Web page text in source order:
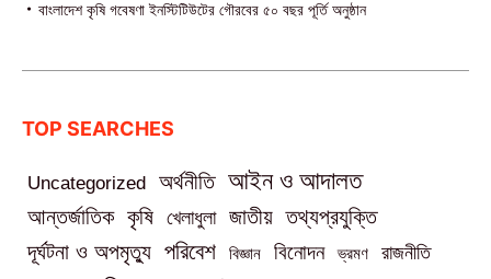
বাংলাদেশ কৃষি গবেষণা ইনস্টিটিউটের গৌরবের ৫০ বছর পূর্তি অনুষ্ঠান
TOP SEARCHES
Uncategorized অর্থনীতি আইন ও আদালত
আন্তর্জাতিক কৃষি খেলাধুলা জাতীয় তথ্যপ্রযুক্তি
দূর্ঘটনা ও অপমৃত্যু পরিবেশ বিজ্ঞান বিনোদন ভ্রমণ রাজনীতি